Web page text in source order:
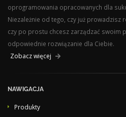
oprogramowania opracowanych dla
Niezależnie od tego, czy już prowadzisz
czy po prostu chcesz zarządzać swoim
odpowiednie rozwiązanie dla Ciebie.
Zobacz więcej
NAWIGACJA
Produkty